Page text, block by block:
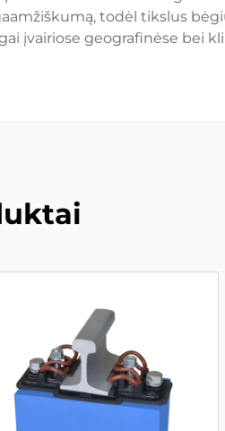
todėl tikslus
įvairiose geografinėse bei